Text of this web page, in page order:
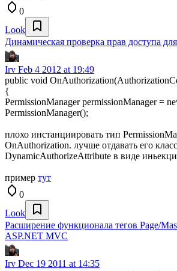
0
Look
Динамическая проверка прав доступа
Irv Feb 4 2012 at 19:49
public void
{
PermissionManager permissionManager =
PermissionManager();
плохо инстанциировать тип
OnAuthorization. лучше отдавать его
DynamicAuthorizeAttribute в виде
пример тут
0
Look
Расширение функционала тегов Page/
ASP.NET MVC
Irv Dec 19 2011 at 14:35